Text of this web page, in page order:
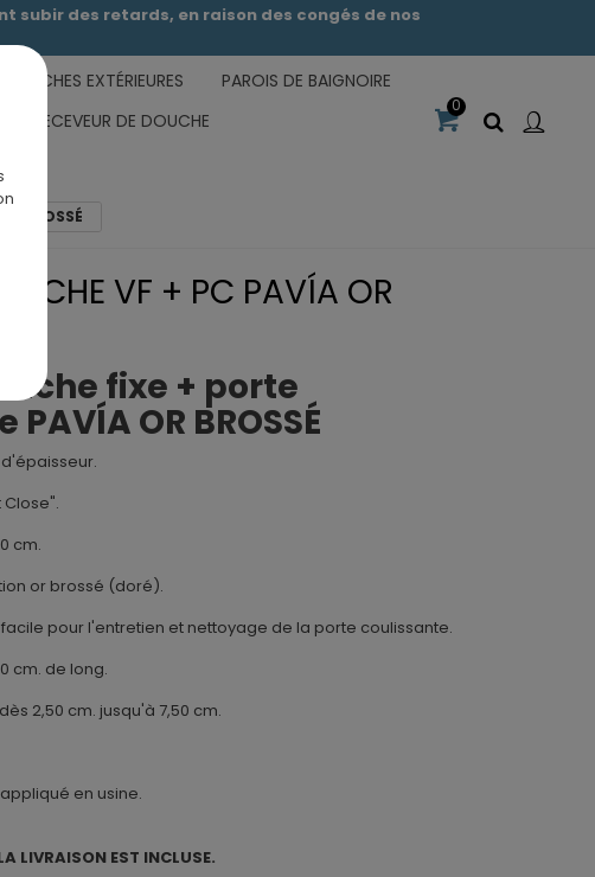
subir des retards, en raison des congés de nos
DOUCHES EXTÉRIEURES
PAROIS DE BAIGNOIRE
+ RECEVEUR DE DOUCHE
0
BROSSÉ
VF + PC PAVÍA OR
fixe + porte
OR BROSSÉ
cm.
or brossé (doré).
pour l'entretien et nettoyage de la porte coulissante.
cm. de long.
2,50 cm. jusqu'à 7,50 cm.
en usine.
LIVRAISON EST INCLUSE.